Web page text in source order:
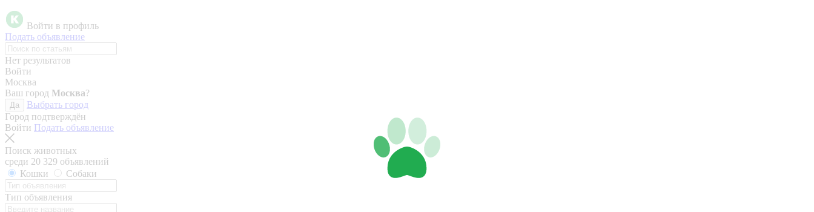
Войти в профиль
Подать объявление
Нет результатов
Войти
Москва
Ваш город Москва?
Да
Выбрать город
Город подтверждён
Войти Подать объявление
Поиск животных
среди 20 329 объявлений
Кошки
Собаки
Тип объявления